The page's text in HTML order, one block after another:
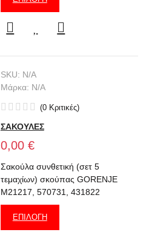
SKU: N/A
Μάρκα: N/A
(0Κριτικές)
ΣΑΚΟΥΛΕΣ
0,00 €
Σακούλα συνθετική (σετ 5
τεμαχίων) σκούπας GORENJE
M21217, 570731, 431822
ΕΠΙΛΟΓΉ